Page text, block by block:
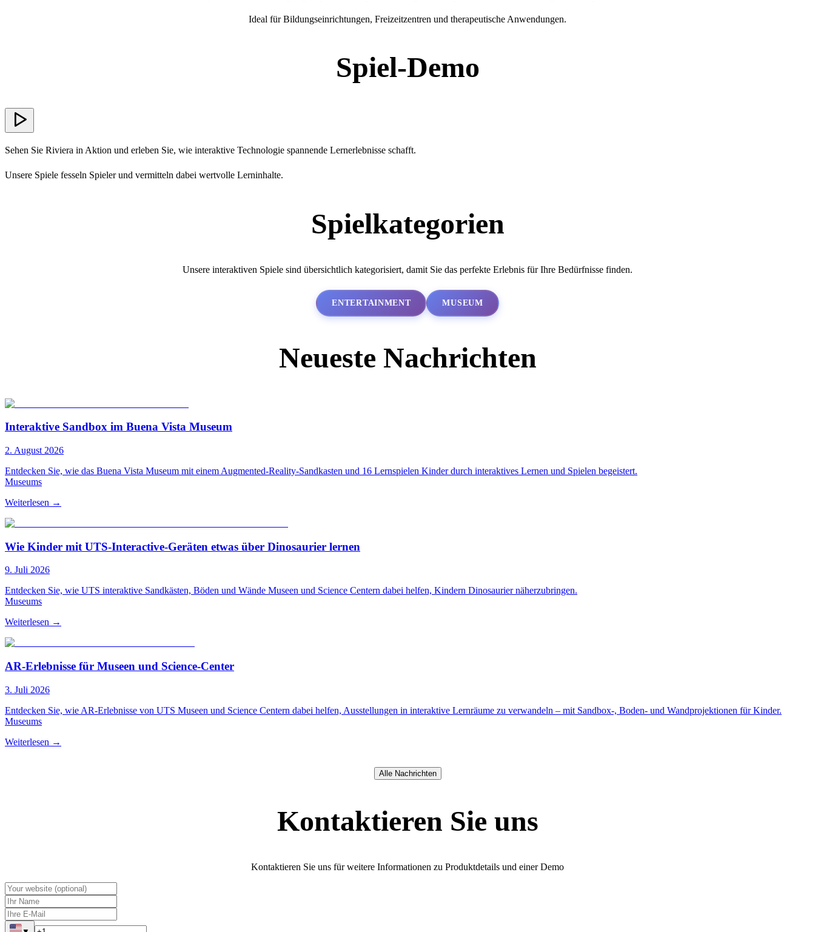
Ideal für Bildungseinrichtungen, Freizeitzentren und therapeutische Anwendungen.
Spiel-Demo
Sehen Sie Riviera in Aktion und erleben Sie, wie interaktive Technologie spannende Lernerlebnisse schafft.
Unsere Spiele fesseln Spieler und vermitteln dabei wertvolle Lerninhalte.
Spielkategorien
Unsere interaktiven Spiele sind übersichtlich kategorisiert, damit Sie das perfekte Erlebnis für Ihre Bedürfnisse finden.
ENTERTAINMENT MUSEUM
Neueste Nachrichten
Interaktive Sandbox im Buena Vista Museum
2. August 2026
Entdecken Sie, wie das Buena Vista Museum mit einem Augmented-Reality-Sandkasten und 16 Lernspielen Kinder durch interaktives Lernen und Spielen begeistert.
Museums
Weiterlesen →
Wie Kinder mit UTS-Interactive-Geräten etwas über Dinosaurier lernen
9. Juli 2026
Entdecken Sie, wie UTS interaktive Sandkästen, Böden und Wände Museen und Science Centern dabei helfen, Kindern Dinosaurier näherzubringen.
Museums
Weiterlesen →
AR-Erlebnisse für Museen und Science-Center
3. Juli 2026
Entdecken Sie, wie AR-Erlebnisse von UTS Museen und Science Centern dabei helfen, Ausstellungen in interaktive Lernräume zu verwandeln – mit Sandbox-, Boden- und Wandprojektionen für Kinder.
Museums
Weiterlesen →
Alle Nachrichten
Kontaktieren Sie uns
Kontaktieren Sie uns für weitere Informationen zu Produktdetails und einer Demo